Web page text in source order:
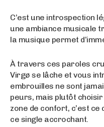
C’est une introspection
une ambiance musicale
la musique permet
À travers ces paroles
Virgø se lâche et vous
embrouilles ne sont
peurs, mais plutôt
zone de confort, c’est
ce single accrochant.